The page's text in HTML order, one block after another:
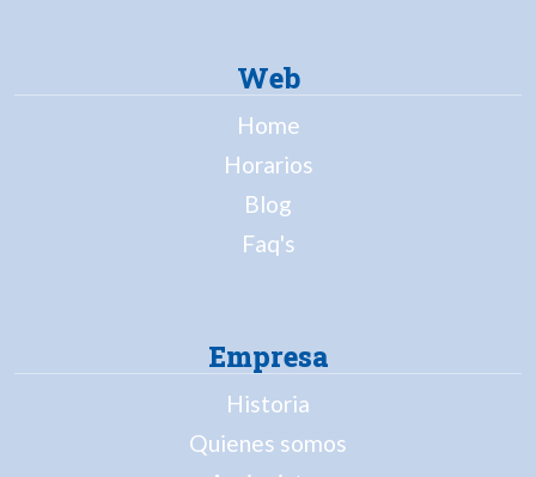
Web
Home
Horarios
Blog
Faq's
Empresa
Historia
Quienes somos